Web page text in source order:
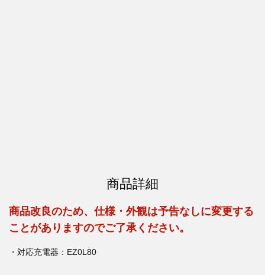
商品詳細
商品改良のため、仕様・外観は予告なしに変更する
ことがありますのでご了承ください。
・対応充電器：EZ0L80